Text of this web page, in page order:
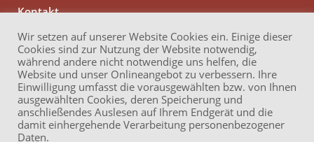
Kontakt
Anwaltskanzlei Reichert
Brüder-Grimm-Straße 13
60314 Frankfurt am Main
Telefon: +49 69 17 32 62 740
Mail: info (at ) akvr.de
LinkedIn
Impressum
Wir setzen auf unserer Website Cookies ein. Einige dieser
Cookies sind zur Nutzung der Website notwendig,
während andere nicht notwendige uns helfen, die
Website und unser Onlineangebot zu verbessern. Ihre
Einwilligung umfasst die vorausgewählten bzw. von Ihnen
ausgewählten Cookies, deren Speicherung und
anschließendes Auslesen auf Ihrem Endgerät und die
damit einhergehende Verarbeitung personenbezogener
Daten.